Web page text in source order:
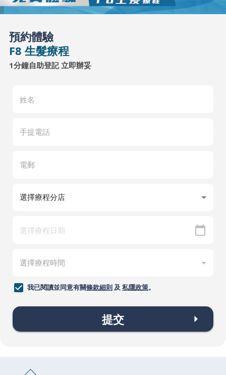
預約體驗
F8 生髮療程
1分鐘自助登記 立即辦妥
我已閱讀並同意有關條款細則及 私隱政策。
提交